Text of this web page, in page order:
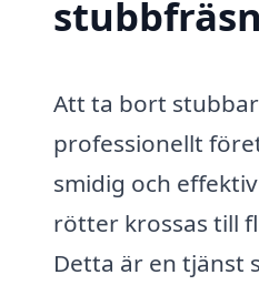
Att ta bort
professionellt
smidig och
rötter krossas till
Detta är en tjänst